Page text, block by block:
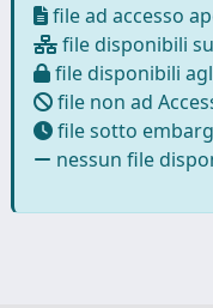
file ad accesso
file disponibili
file disponibili
file non ad
file sotto
nessun file